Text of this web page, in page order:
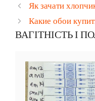
Як зачати
Какие обои
ВАГІТНІСТЬ І